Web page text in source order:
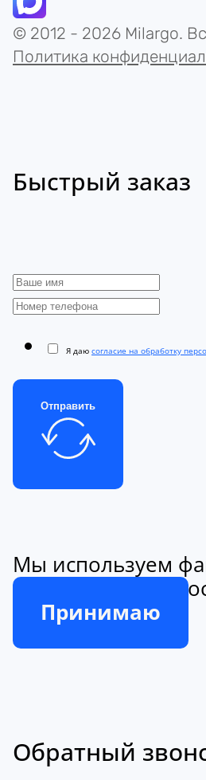
© 2012 - 2026 Milargo.
Политика
Быстрый заказ
Я даю согласие на обработку
Отправить
Мы используем
Принимаю
Обратный